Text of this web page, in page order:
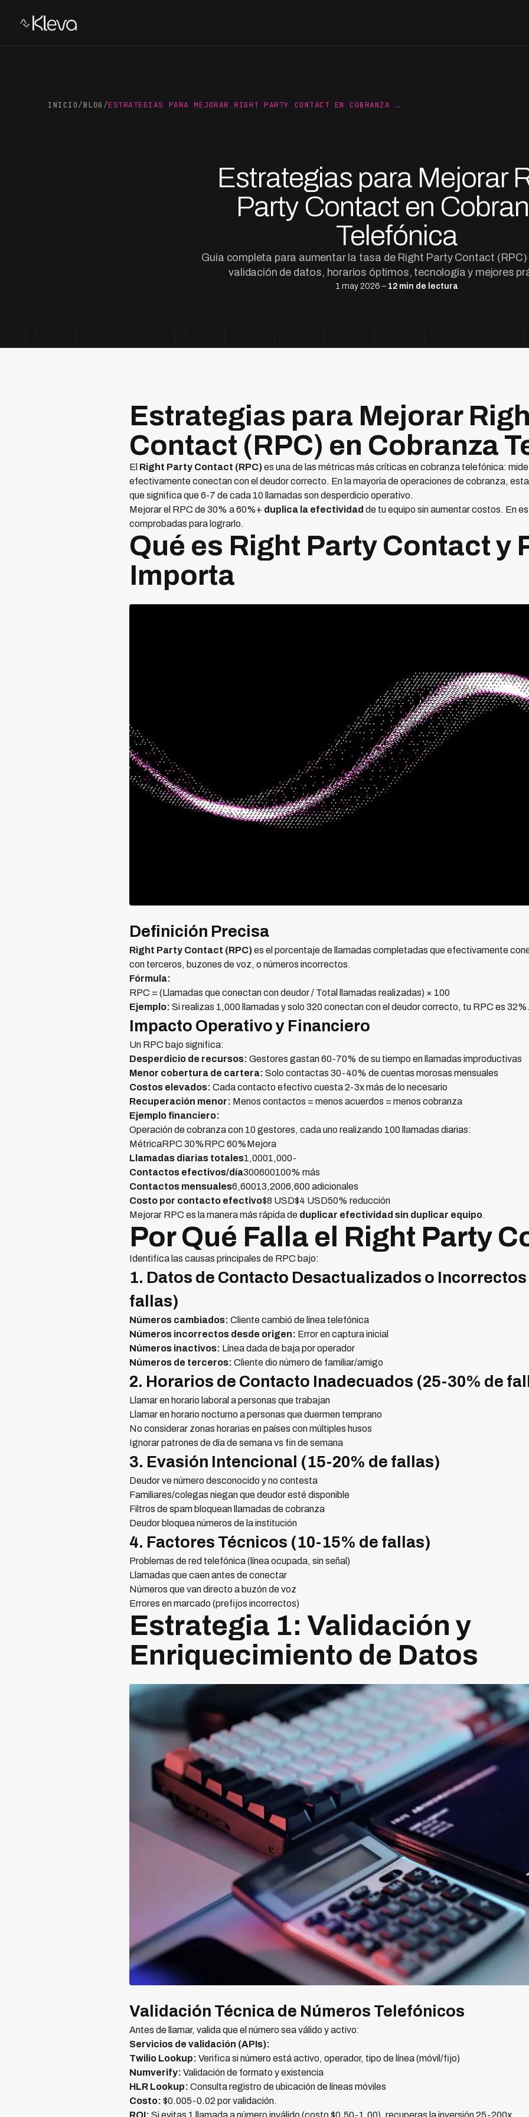
INICIO/BLOG /ESTRATEGIAS PARA MEJORAR RIGHT PARTY CONTACT EN COBRANZA …
Estrategias para Mejorar
Party Contact en
Telefónica
Guía completa para aumentar la tasa de Right Party Contact
validación de datos, horarios óptimos, tecnología y mejores
1 may 2026 – 12 min de lectura
Estrategias para Mejorar
Contact (RPC) en Cobranza
El Right Party Contact (RPC)es una de las métricas más críticas en cobranza telefónica:
efectivamente conectan con el deudor correcto. En la mayoría de operaciones de cobranza,
que significa que 6-7 de cada 10 llamadas son desperdicio operativo.
Mejorar el RPC de 30% a 60%+ duplica la efectividad de tu equipo sin aumentar costos. En
comprobadas para lograrlo.
Qué es Right Party Contact y
Importa
Definición Precisa
Right Party Contact (RPC)es el porcentaje de llamadas completadas que efectivamente
con terceros, buzones de voz, o números incorrectos.
Fórmula:
RPC = (Llamadas que conectan con deudor / Total llamadas realizadas) × 100
Ejemplo: Si realizas 1,000 llamadas y solo 320 conectan con el deudor correcto, tu RPC es
Impacto Operativo y Financiero
Un RPC bajo significa:
Desperdicio de recursos: Gestores gastan 60-70% de su tiempo en llamadas improductivas
Menor cobertura de cartera: Solo contactas 30-40% de cuentas morosas mensuales
Costos elevados: Cada contacto efectivo cuesta 2-3x más de lo necesario
Recuperación menor: Menos contactos = menos acuerdos = menos cobranza
Ejemplo financiero:
Operación de cobranza con 10 gestores, cada uno realizando 100 llamadas diarias:
MétricaRPC 30%RPC 60%Mejora
Llamadas diarias totales1,0001,000-
Contactos efectivos/día300600100% más
Contactos mensuales6,60013,2006,600 adicionales
Costo por contacto efectivo$8 USD$4 USD50% reducción
Mejorar RPC es la manera más rápida de duplicar efectividad sin duplicar equipo.
Por Qué Falla el Right Party
Identifica las causas principales de RPC bajo:
1. Datos de Contacto Desactualizados o
fallas)
Números cambiados: Cliente cambió de línea telefónica
Números incorrectos desde origen: Error en captura inicial
Números inactivos: Línea dada de baja por operador
Números de terceros: Cliente dio número de familiar/amigo
2. Horarios de Contacto Inadecuados (25-30% de
Llamar en horario laboral a personas que trabajan
Llamar en horario nocturno a personas que duermen temprano
No considerar zonas horarias en países con múltiples husos
Ignorar patrones de día de semana vs fin de semana
3. Evasión Intencional (15-20% de fallas)
Deudor ve número desconocido y no contesta
Familiares/colegas niegan que deudor esté disponible
Filtros de spam bloquean llamadas de cobranza
Deudor bloquea números de la institución
4. Factores Técnicos (10-15% de fallas)
Problemas de red telefónica (línea ocupada, sin señal)
Llamadas que caen antes de conectar
Números que van directo a buzón de voz
Errores en marcado (prefijos incorrectos)
Estrategia 1: Validación y
Enriquecimiento de Datos
Validación Técnica de Números Telefónicos
Antes de llamar, valida que el número sea válido y activo:
Servicios de validación (APIs):
Twilio Lookup: Verifica si número está activo, operador, tipo de línea (móvil/fijo)
Numverify: Validación de formato y existencia
HLR Lookup: Consulta registro de ubicación de líneas móviles
Costo: $0.005-0.02 por validación.
ROI: Si evitas 1 llamada a número inválido (costo $0.50-1.00), recuperas la inversión 25-200x.